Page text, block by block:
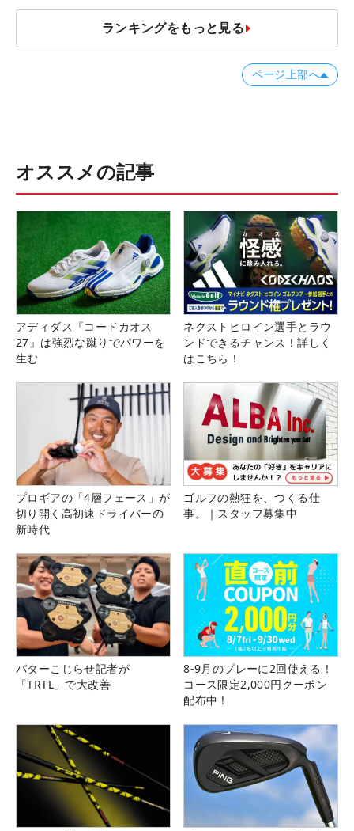
ランキングをもっと見る
ページ上部へ
オススメの記事
アディダス『コードカオス
27』は強烈な蹴りでパワーを
生む
ネクストヒロイン選手とラウ
ンドできるチャンス！詳しく
はこちら！
プロギアの「4層フェース」が
切り開く高初速ドライバーの
新時代
ゴルフの熱狂を、つくる仕
事。｜スタッフ募集中
パターこじらせ記者が
「TRTL」で大改善
8-9月のプレーに2回使える！
コース限定2,000円クーポン
配布中！